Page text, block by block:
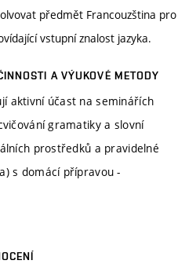
předmět Francouzština pro
vstupní znalost jazyka.
A VÝUKOVÉ METODY
aktivní účast na seminářích
gramatiky a slovní
prostředků a pravidelné
s domácí přípravou -